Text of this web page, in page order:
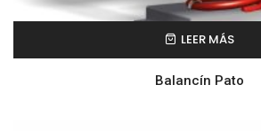
LEER MÁS
Balancín Pato